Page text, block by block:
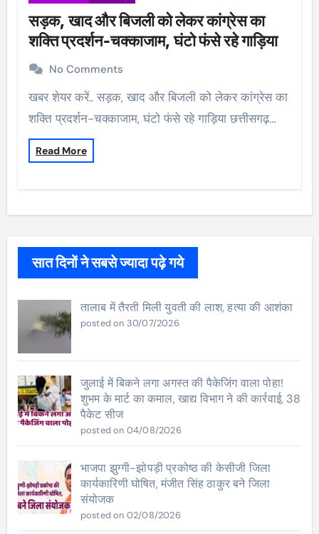
सड़क, खाद और बिजली को लेकर कांग्रेस का
शक्ति प्रदर्शन-चक्काजाम, घंटो फंसे रहे गाड़िया
No Comments
खबर शेयर करें.. सड़क, खाद और बिजली को लेकर कांग्रेस का
शक्ति प्रदर्शन-चक्काजाम, घंटो फंसे रहे गाड़िया छत्तीसगढ़…
Read More
सात दिनों ने सबसे ज्यादा पढ़े गये
तालाब में तैरती मिली युवती की लाश, हत्या की आशंका
posted on 30/07/2026
जुलाई में बिकने लगा अगस्त की पैकेजिंग वाला पोहा!
शुभम के मार्ट का कमाल, खाद्य विभाग ने की कार्रवाई, 38
पैकेट सीज
posted on 04/08/2026
भाजपा झुग्गी-झोपड़ी प्रकोष्ठ की केसीजी जिला
कार्यकारिणी घोषित, मंजीत सिंह ठाकुर बने जिला
संयोजक
posted on 02/08/2026